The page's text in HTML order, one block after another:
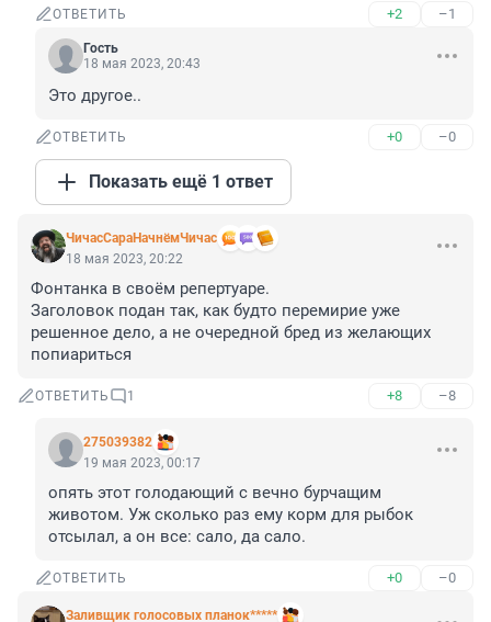
ОТВЕТИТЬ +2 –1
Гость
18 мая 2023, 20:43
Это другое..
ОТВЕТИТЬ +0 –0
Показать ещё 1 ответ
ЧичасСараНачнёмЧичас
18 мая 2023, 20:22
Фонтанка в своём репертуаре.
Заголовок подан так, как будто перемирие уже
решенное дело, а не очередной бред из желающих
попиариться
ОТВЕТИТЬ 1 +8 –8
275039382
19 мая 2023, 00:17
опять этот голодающий с вечно бурчащим
животом. Уж сколько раз ему корм для рыбок
отсылал, а он все: сало, да сало.
ОТВЕТИТЬ +0 –0
Заливщик голосовых планок*****